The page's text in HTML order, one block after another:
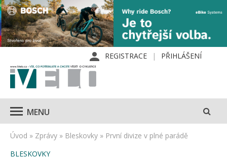
REGISTRACE PŘIHLÁŠENÍ
MENU
Úvod » Zprávy » Bleskovky » První divize v plné parádě
BLESKOVKY